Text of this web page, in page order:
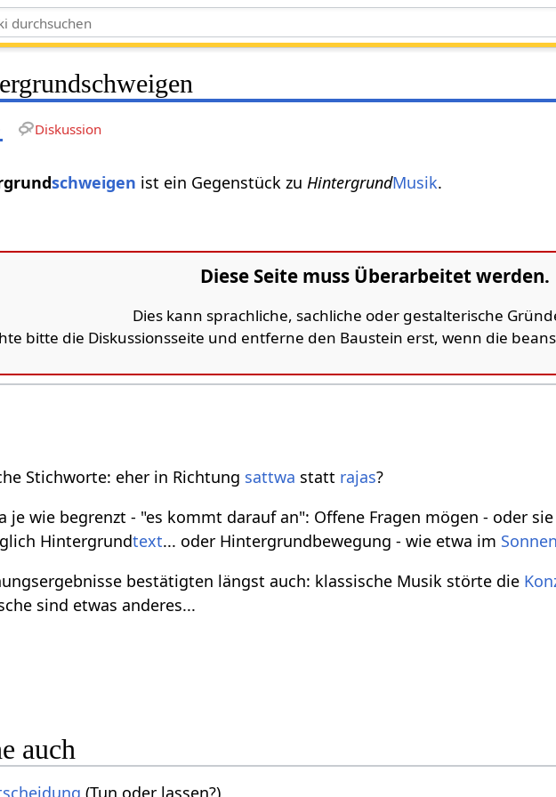
Diskussion
schweigen ist ein Gegenstück zu HintergrundMusik.
Diese Seite muss Überarbeitet werden.
Dies kann sprachliche, sachliche oder gestalterische
bitte die Diskussionsseite und entferne den Baustein erst, wenn die
Stichworte: eher in Richtung sattwa statt rajas?
je wie begrenzt - "es kommt darauf an": Offene Fragen mögen - oder
Hintergrundtext... oder Hintergrundbewegung - wie etwa im
bestätigten längst auch: klassische Musik störte die
sind etwas anderes...
auch